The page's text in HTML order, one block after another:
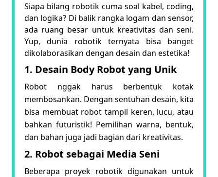
Siapa bilang robotik cuma soal kabel, coding,
dan logika? Di balik rangka logam dan sensor,
ada ruang besar untuk kreativitas dan seni.
Yup, dunia robotik ternyata bisa banget
dikolaborasikan dengan desain dan estetika!
1. Desain Body Robot yang Unik
Robot nggak harus berbentuk kotak
membosankan. Dengan sentuhan desain, kita
bisa membuat robot tampil keren, lucu, atau
bahkan futuristik! Pemilihan warna, bentuk,
dan bahan juga jadi bagian dari kreativitas.
2. Robot sebagai Media Seni
Beberapa proyek robotik digunakan untuk